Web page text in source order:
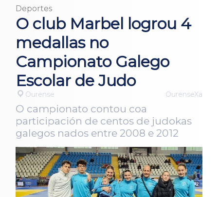
Deportes
O club Marbel logrou 4
medallas no
Campionato Galego
Escolar de Judo
Ourense OurenseXa
O campionato contou coa
participación de centos de judokas
galegos nados entre 2008 e 2012